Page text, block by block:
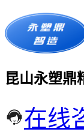
昆山永塑鼎
在线